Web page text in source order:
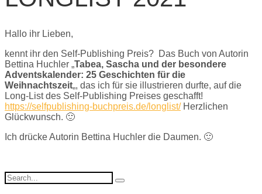
Hallo ihr Lieben,
kennt ihr den Self-Publishing Preis? Das Buch von Autorin
Bettina Huchler „Tabea, Sascha und der besondere
Adventskalender: 25 Geschichten für die
Weihnachtszeit„, das ich für sie illustrieren durfte, auf die
Long-List des Self-Publishing Preises geschafft!
https://selfpublishing-buchpreis.de/longlist/Herzlichen
Glückwunsch. 🙂
Ich drücke Autorin Bettina Huchler die Daumen. 🙂
Search
for: